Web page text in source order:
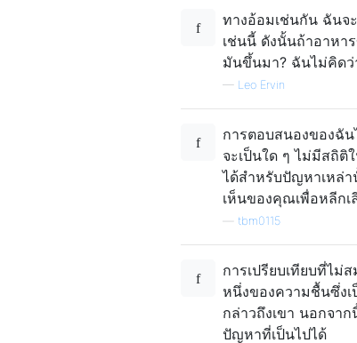
ทางอ้อมเช่นกัน ฉันจ
เช่นนี้ ดังนั้นถ้าอาหา
มันขึ้นมา? ฉันไม่คิดว่
— Leo Ervin
การตอบสนองของฉั
จะเป็นใด ๆ ไม่มีสถิ
ได้สำหรับปัญหาเหล่
เห็นของคุณเพื่อหลีก
tbm0115
การเปรียบเทียบที่ไม่
หนึ่งของความชื้นซึ่ง
กล่าวถึงเขา นอกจา
ปัญหาที่เป็นไปได้